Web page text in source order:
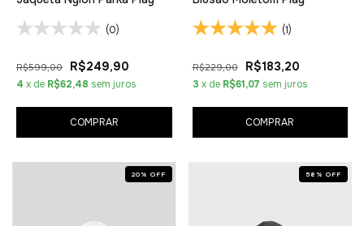
(0)
R$599,00 R$249,90
4 x de R$62,48 sem juros
COMPRAR
(1)
R$229,00 R$183,20
3 x de R$61,07 sem juros
COMPRAR
20 % OFF 58 % OFF